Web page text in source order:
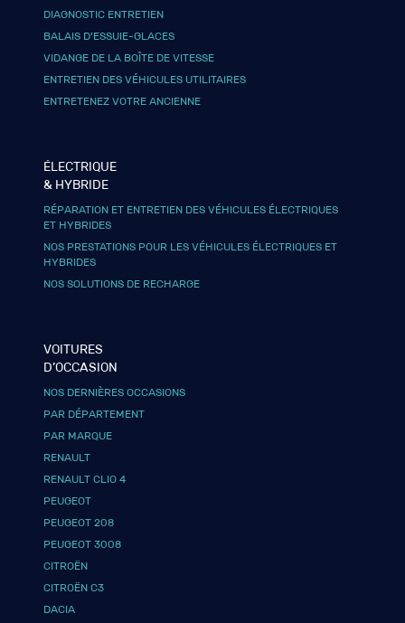
DIAGNOSTIC ENTRETIEN
BALAIS D’ESSUIE-GLACES
VIDANGE DE LA BOÎTE DE VITESSE
ENTRETIEN DES VÉHICULES UTILITAIRES
ENTRETENEZ VOTRE ANCIENNE
ÉLECTRIQUE
& HYBRIDE
RÉPARATION ET ENTRETIEN DES VÉHICULES ÉLECTRIQUES
ET HYBRIDES
NOS PRESTATIONS POUR LES VÉHICULES ÉLECTRIQUES ET
HYBRIDES
NOS SOLUTIONS DE RECHARGE
VOITURES
D’OCCASION
NOS DERNIÈRES OCCASIONS
PAR DÉPARTEMENT
PAR MARQUE
RENAULT
RENAULT CLIO 4
PEUGEOT
PEUGEOT 208
PEUGEOT 3008
CITROËN
CITROËN C3
DACIA